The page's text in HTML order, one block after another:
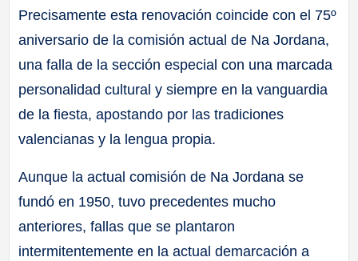
Precisamente esta renovación coincide con el 75º
aniversario de la comisión actual de Na Jordana,
una falla de la sección especial con una marcada
personalidad cultural y siempre en la vanguardia
de la fiesta, apostando por las tradiciones
valencianas y la lengua propia.
Aunque la actual comisión de Na Jordana se
fundó en 1950, tuvo precedentes mucho
anteriores, fallas que se plantaron
intermitentemente en la actual demarcación a